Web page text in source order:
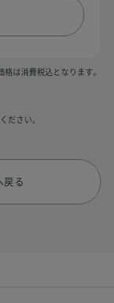
は消費税込となります。
ださい。
戻る